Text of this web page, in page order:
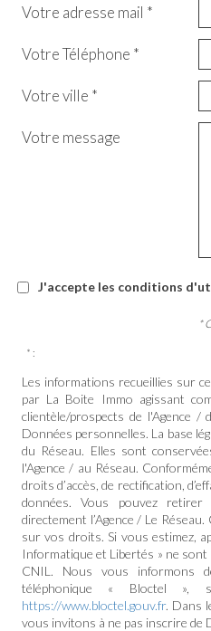
Votre adresse mail *
Votre Téléphone *
Votre ville *
Votre message
J'accepte les conditions
*
* :
Les informations recueillies sur
par La Boite Immo agissant
clientèle/prospects de l'Agence
Données personnelles. La base
du Réseau. Elles sont
l'Agence / au Réseau.
droits d’accès, de rectification,
données. Vous pouvez
directement l’Agence / Le
sur vos droits. Si vous estimez,
Informatique et Libertés » ne
CNIL. Nous vous informons
téléphonique « Bloctel
https://www.bloctel.gouv.fr. Dans
vous invitons à ne pas inscrire de